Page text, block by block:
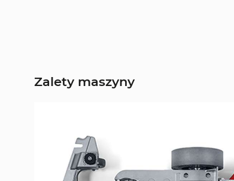
Zalety maszyny